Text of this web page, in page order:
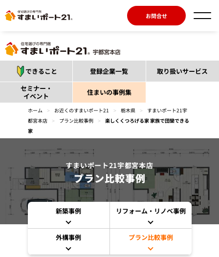
お問合せ
できること 登録企業一覧
取り扱いサービス
セミナー・
イベント
住まいの事例集
ホーム > お近くのすまいポート21 > 栃木県 >
すまいポート21宇
都宮本店
> プラン比較事例 >
楽しくくつろげる家 家族で団欒できる
家
すまいポート21宇都宮本店
プラン比較事例
新築事例 リフォーム・リノベ事例
外構事例 プラン比較事例